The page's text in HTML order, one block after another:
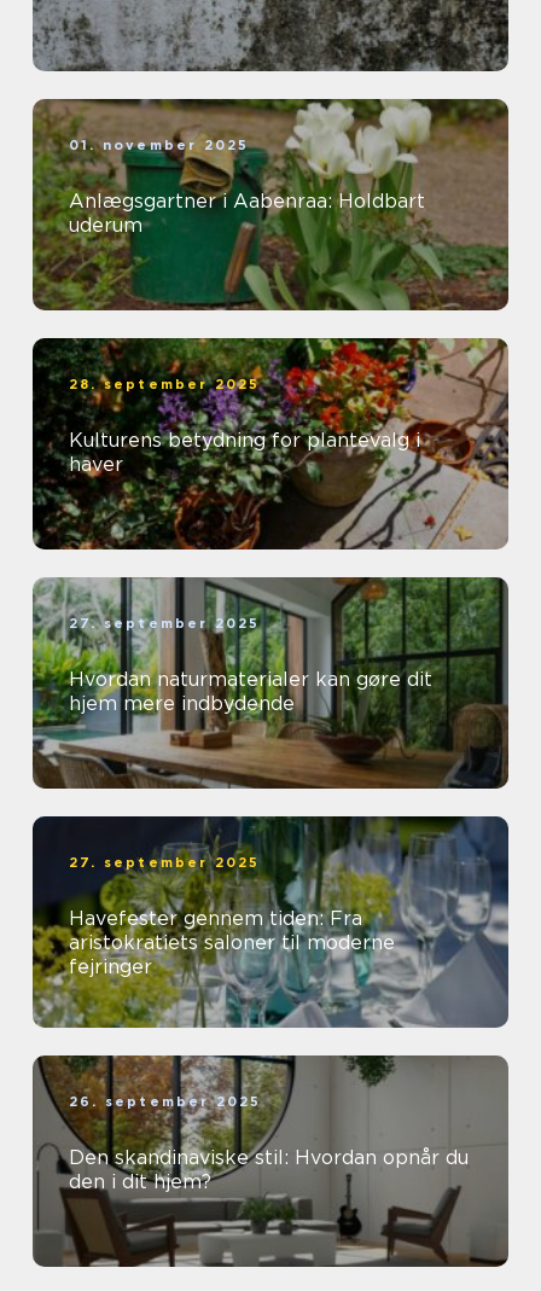
01. november 2025
Anlægsgartner i Aabenraa: Holdbart
uderum
28. september 2025
Kulturens betydning for plantevalg i
haver
27. september 2025
Hvordan naturmaterialer kan gøre dit
hjem mere indbydende
27. september 2025
Havefester gennem tiden: Fra
aristokratiets saloner til moderne
fejringer
26. september 2025
Den skandinaviske stil: Hvordan opnår du
den i dit hjem?